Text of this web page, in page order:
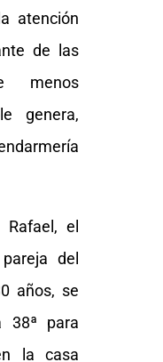
atención
de las
menos
genera,
el
del
años, se
38ª para
la casa